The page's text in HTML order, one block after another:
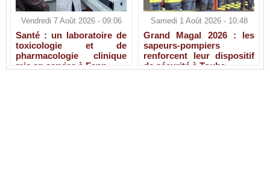
Vendredi 7 Août 2026 - 09:06
Santé : un laboratoire de
toxicologie et de
pharmacologie clinique
mis en service à Fann
Samedi 1 Août 2026 - 10:48
Grand Magal 2026 : les
sapeurs-pompiers
renforcent leur dispositif
de sécurité à Touba